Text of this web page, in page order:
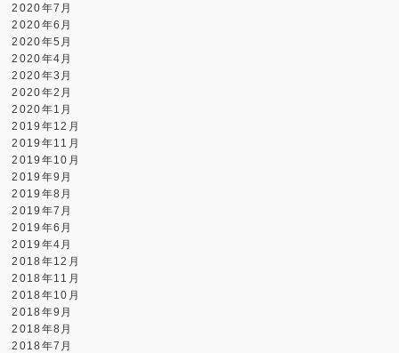
2020年7月
2020年6月
2020年5月
2020年4月
2020年3月
2020年2月
2020年1月
2019年12月
2019年11月
2019年10月
2019年9月
2019年8月
2019年7月
2019年6月
2019年4月
2018年12月
2018年11月
2018年10月
2018年9月
2018年8月
2018年7月